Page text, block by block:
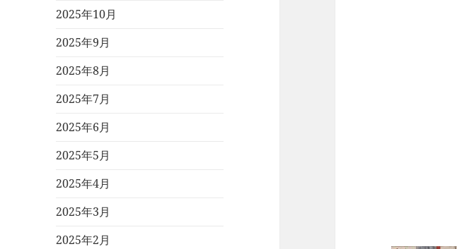
2025年10月
2025年9月
2025年8月
2025年7月
2025年6月
2025年5月
2025年4月
2025年3月
2025年2月